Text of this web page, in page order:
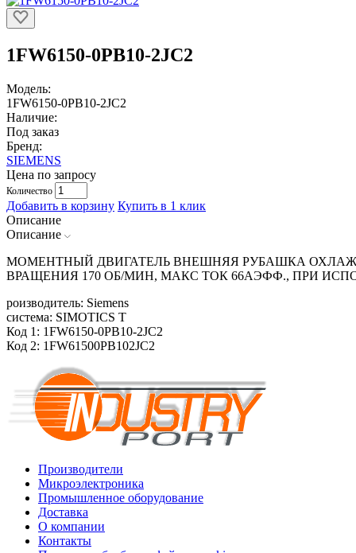
1FW6150-0PB10-2JC2
Модель:
1FW6150-0PB10-2JC2
Наличие:
Под заказ
Бренд:
SIEMENS
Цена по запросу
Количество
Добавить в корзину Купить в 1 клик
Описание
Описание
МОМЕНТНЫЙ ДВИГАТЕЛЬ ВНЕШНЯЯ РУБАШКА
ВРАЩЕНИЯ 170 ОБ/МИН, МАКС ТОК 66АЭФФ., ПРИ
роизводитель: Siemens
система: SIMOTICS T
Код 1: 1FW6150-0PB10-2JC2
Код 2: 1FW61500PB102JC2
Производители
Микроэлектроника
Промышленное оборудование
Доставка
О компании
Контакты